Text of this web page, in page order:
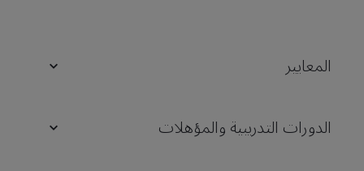
المعايير
الدورات التدريبية والمؤهلات